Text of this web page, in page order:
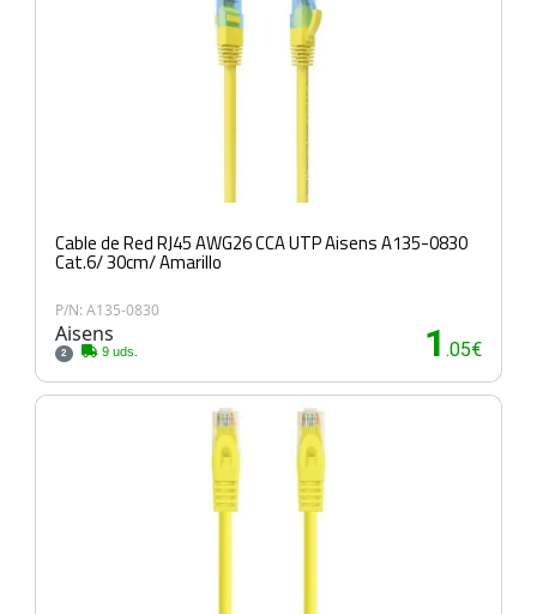
Cable de Red RJ45 AWG26 CCA UTP Aisens A135-0830
Cat.6/ 30cm/ Amarillo
P/N: A135-0830
Aisens
2 9 uds. 1 .05€